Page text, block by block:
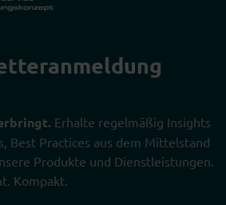
Erhalte regelmäßig Insights
Best Practices aus dem Mittelstand
Produkte und Dienstleistungen.
Kompakt.